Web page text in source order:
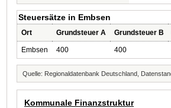
Steuersätze in Embsen
Ort Grundsteuer A Grundsteuer B
Embsen 400 400
Quelle: Regionaldatenbank Deutschland,
Kommunale Finanzstruktur